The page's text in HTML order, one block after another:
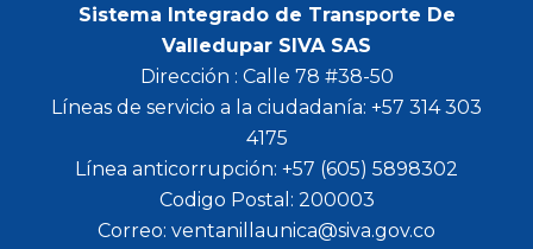
Sistema Integrado de Transporte De
Valledupar SIVA SAS
Dirección : Calle 78 #38-50
Líneas de servicio a la ciudadanía: +57 314 303
4175
Línea anticorrupción: +57 (605) 5898302
Codigo Postal: 200003
Correo: ventanillaunica@siva.gov.co